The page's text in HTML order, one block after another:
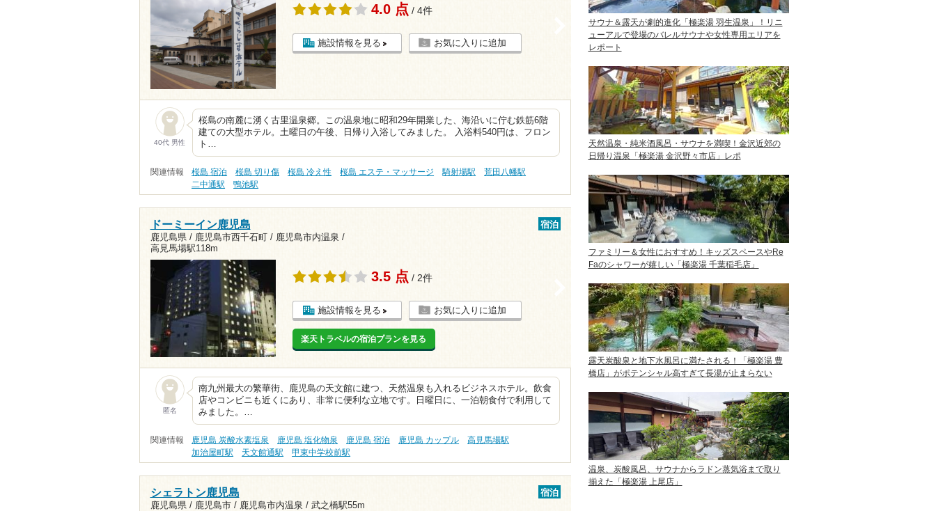
4.0 点 / 4件
施設情報を見る お気に入りに追加
40代 男性
桜島の南麓に湧く古里温泉郷。この温泉地に昭和29年開業した、海沿いに佇む鉄筋6階
建ての大型ホテル。土曜日の午後、日帰り入浴してみました。 入浴料540円は、フロン
ト…
関連情報 桜島 宿泊 桜島 切り傷 桜島 冷え性 桜島 エステ・マッサージ 騎射場駅
荒田八幡駅
二中通駅
鴨池駅
ドーミーイン鹿児島
鹿児島県 / 鹿児島市西千石町 / 鹿児島市内温泉 /
高見馬場駅118m
宿泊
3.5 点 / 2件
施設情報を見る お気に入りに追加
楽天トラベルの宿泊プランを見る
匿名
南九州最大の繁華街、鹿児島の天文館に建つ、天然温泉も入れるビジネスホテル。飲食
店やコンビニも近くにあり、非常に便利な立地です。日曜日に、一泊朝食付で利用して
みました。…
関連情報 鹿児島 炭酸水素塩泉 鹿児島 塩化物泉 鹿児島 宿泊 鹿児島 カップル
高見馬場駅
加治屋町駅
天文館通駅 甲東中学校前駅
シェラトン鹿児島
鹿児島県 / 鹿児島市 / 鹿児島市内温泉 / 武之橋駅55m
宿泊
サウナ＆露天が劇的進化「極楽湯 羽生温泉」！リニ
ューアルで登場のバレルサウナや女性専用エリアを
レポート
天然温泉・純米酒風呂・サウナを満喫！金沢近郊の
日帰り温泉「極楽湯 金沢野々市店」レポ
ファミリー＆女性におすすめ！キッズスペースやRe
Faのシャワーが嬉しい「極楽湯 千葉稲毛店」
露天炭酸泉と地下水風呂に満たされる！「極楽湯 豊
橋店」がポテンシャル高すぎて長湯が止まらない
温泉、炭酸風呂、サウナからラドン蒸気浴まで取り
揃えた「極楽湯 上尾店」